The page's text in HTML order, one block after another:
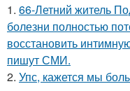
1. 66-Летний житель
болезни полностью
восстановить
пишут СМИ.
2. Упс, кажется мы